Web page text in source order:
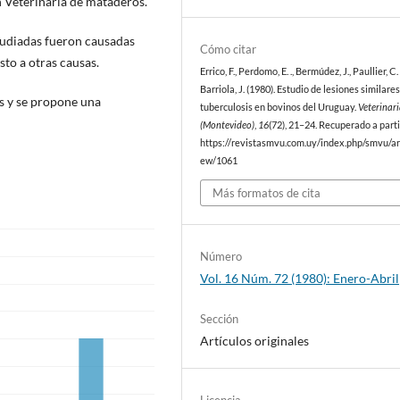
fueron causadas
a otras causas.
y se propone una
Cómo citar
Errico, F., Perdomo, E. ., Bermúdez, J., Paullier, C.
Barriola, J. (1980). Estudio de lesiones
tuberculosis en bovinos del Uruguay.
(Montevideo) 16(72), 21–24. Recuperado a
https://revistasmvu.com.uy/index.php/smvu/
ew/1061
Más formatos de cita
Número
Vol. 16 Núm. 72 (1980): Enero-Abril
Sección
Artículos originales